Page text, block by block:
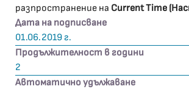
разпространение на Current Time
Дата на подписване
01.06.2019 г.
Продължителност в години
2
Автоматично удължаване